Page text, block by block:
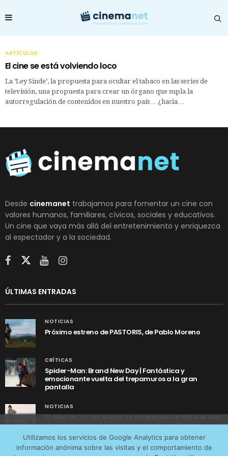
ARTÍCULOS
El cine se está volviendo loco
La ‘Ley Sinde‘, la propuesta para ocultar el tabaco en las series de
televisión, una propuesta para crear un órgano que supla la
autorregulación de contenidos en nuestro país… ¿hacia…
Desde cinemanet trabajamos para fomentar un cine con
valores humanos, familiares, cívicos, sociales y educativos.
Un cine que vaya más allá del entretenimiento y enriquezca
al espectador y a la sociedad.
ÚLTIMAS ENTRADAS
NOTICIAS
Próximo estreno de PASTORIS, de Pablo Moreno
CRÍTICAS
Spider-Man: Brand New Day | Fantástica y
emocionante vuelta del trepamuros a la gran
pantalla
NOTICIAS
Tráiler de ‘Yo soy Rocky’, la sorprendente historia real
detrás de cómo Stallone se convirtió en Rocky
Utilizamos los servicios de Google Analytics para obtener
información anónima sobre las visitas y el comportamiento de
tráfico web que recibimos y conocer los servicios que